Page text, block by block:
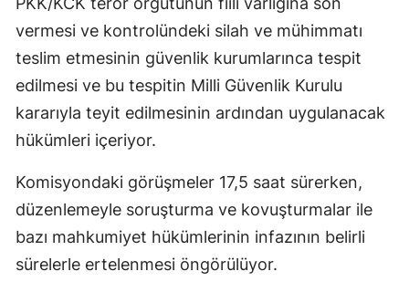
vermesi ve kontrolündeki silah ve mühimmatı
teslim etmesinin güvenlik kurumlarınca tespit
edilmesi ve bu tespitin Milli Güvenlik Kurulu
kararıyla teyit edilmesinin ardından uygulanacak
hükümleri içeriyor.
Komisyondaki görüşmeler 17,5 saat sürerken,
düzenlemeyle soruşturma ve kovuşturmalar ile
bazı mahkumiyet hükümlerinin infazının belirli
sürelerle ertelenmesi öngörülüyor.